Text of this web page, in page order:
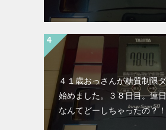
４１歳おっさんが糖質制限
始めました。３８日目。連
なんてどーしちゃったの？！